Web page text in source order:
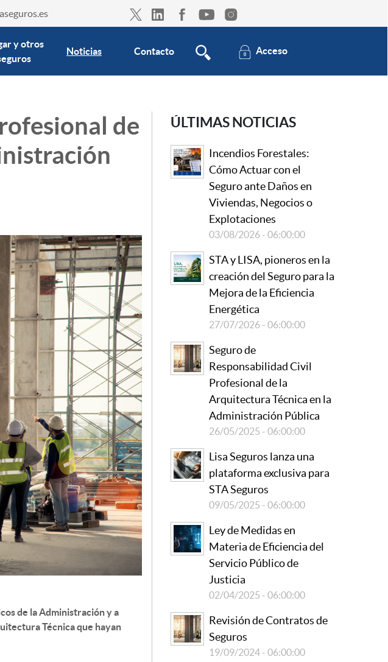
y otros
Noticias Contacto Acceso
de
de la Administración y a
Técnica que hayan
ÚLTIMAS NOTICIAS
Incendios Forestales:
Cómo Actuar con el
Seguro ante Daños en
Viviendas, Negocios o
Explotaciones
03/08/2026 - 06:00:00
STA y LISA, pioneros en la
creación del Seguro para la
Mejora de la Eficiencia
Energética
27/07/2026 - 06:00:00
Seguro de
Responsabilidad Civil
Profesional de la
Arquitectura Técnica en la
Administración Pública
26/05/2025 - 06:00:00
Lisa Seguros lanza una
plataforma exclusiva para
STA Seguros
09/05/2025 - 06:00:00
Ley de Medidas en
Materia de Eficiencia del
Servicio Público de
Justicia
02/04/2025 - 06:00:00
Revisión de Contratos de
Seguros
19/09/2024 - 06:00:00